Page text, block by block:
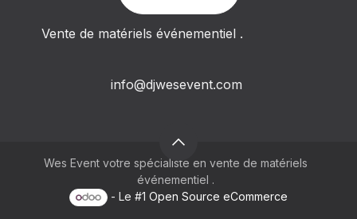
Vente de matériels événementiel .
info@djwesevent.com
Wes Event votre spécialiste en vente de matériels
événementiel .
- Le #1Open Source eCommerce